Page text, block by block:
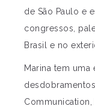
de São Paulo e
congressos,
Brasil e no
Marina tem uma
Communication,